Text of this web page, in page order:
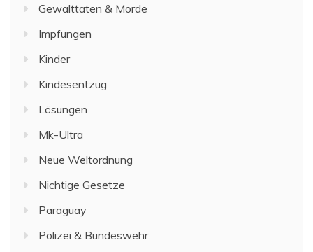
Gewalttaten & Morde
Impfungen
Kinder
Kindesentzug
Lösungen
Mk-Ultra
Neue Weltordnung
Nichtige Gesetze
Paraguay
Polizei & Bundeswehr